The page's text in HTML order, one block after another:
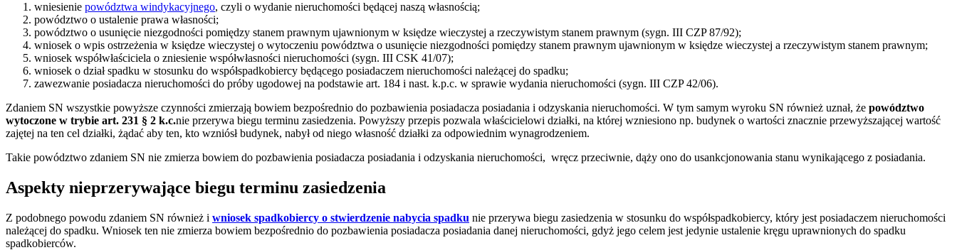
wniesienie powództwa windykacyjnego, czyli o wydanie nieruchomości będącej naszą własnością;
powództwo o ustalenie prawa własności;
powództwo o usunięcie niezgodności pomiędzy stanem prawnym ujawnionym w księdze wieczystej a rzeczywistym stanem prawnym (sygn. III CZP 87/92);
wniosek o wpis ostrzeżenia w księdze wieczystej o wytoczeniu powództwa o usunięcie niezgodności pomiędzy stanem prawnym ujawnionym w księdze wieczystej a rzeczywistym stanem prawnym;
wniosek współwłaściciela o zniesienie współwłasności nieruchomości (sygn. III CSK 41/07);
wniosek o dział spadku w stosunku do współspadkobiercy będącego posiadaczem nieruchomości należącej do spadku;
zawezwanie posiadacza nieruchomości do próby ugodowej na podstawie art. 184 i nast. k.p.c. w sprawie wydania nieruchomości (sygn. III CZP 42/06).
Zdaniem SN wszystkie powyższe czynności zmierzają bowiem bezpośrednio do pozbawienia posiadacza posiadania i odzyskania nieruchomości. W tym samym wyroku SN również uznał, że powództwo
wytoczone w trybie art. 231 § 2 k.c.nie przerywa biegu terminu zasiedzenia. Powyższy przepis pozwala właścicielowi działki, na której wzniesiono np. budynek o wartości znacznie przewyższającej wartość
zajętej na ten cel działki, żądać aby ten, kto wzniósł budynek, nabył od niego własność działki za odpowiednim wynagrodzeniem.
Takie powództwo zdaniem SN nie zmierza bowiem do pozbawienia posiadacza posiadania i odzyskania nieruchomości, wręcz przeciwnie, dąży ono do usankcjonowania stanu wynikającego z posiadania.
Aspekty nieprzerywające biegu terminu zasiedzenia
Z podobnego powodu zdaniem SN również i wniosek spadkobiercy o stwierdzenie nabycia spadku nie przerywa biegu zasiedzenia w stosunku do współspadkobiercy, który jest posiadaczem nieruchomości
należącej do spadku. Wniosek ten nie zmierza bowiem bezpośrednio do pozbawienia posiadacza posiadania danej nieruchomości, gdyż jego celem jest jedynie ustalenie kręgu uprawnionych do spadku
spadkobierców.